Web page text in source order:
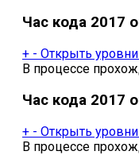
Час кода 2017
+ - Открыть уровни
В процессе
Час кода 2017
+ - Открыть уровни
В процессе